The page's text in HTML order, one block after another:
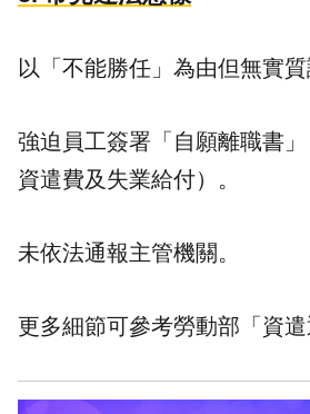
以「不能勝任」為由但無實質
強迫員工簽署「自願離職書
資遣費及失業給付）。
未依法通報主管機關。
更多細節可參考勞動部「資遣